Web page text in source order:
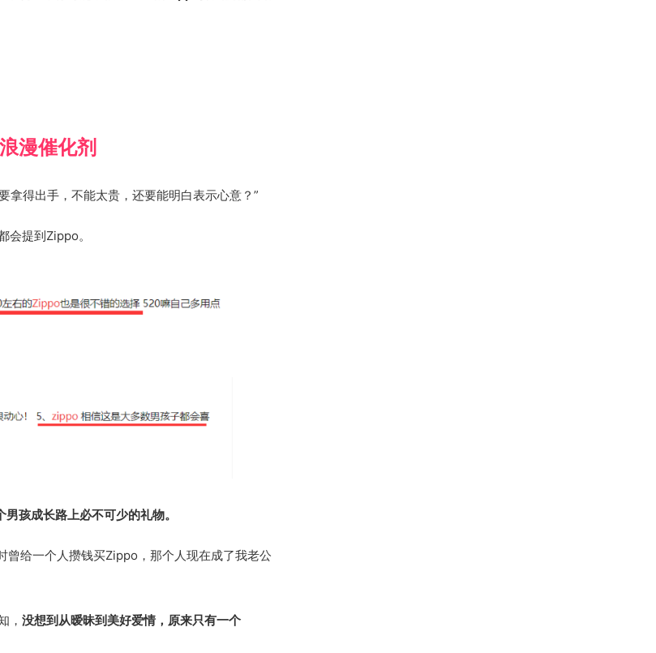
漫催化剂
拿得出手，不能太贵，还要能明白表示心意？”
会提到Zippo。
孩成长路上必不可少的礼物。
曾给一个人攒钱买Zippo，那个人现在成了我老公
， 没想到从暧昧到美好爱情， 原来只有一个